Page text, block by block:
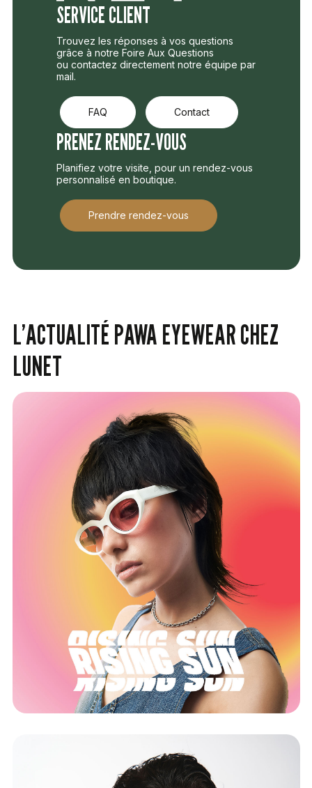
SERVICE CLIENT
Trouvez les réponses à vos questions
grâce à notre Foire Aux Questions
ou contactez directement notre équipe par
mail.
FAQ Contact
PRENEZ RENDEZ-VOUS
Planifiez votre visite, pour un rendez-vous
personnalisé en boutique.
Prendre rendez-vous
L’ACTUALITÉ PAWA EYEWEAR CHEZ
LUNET